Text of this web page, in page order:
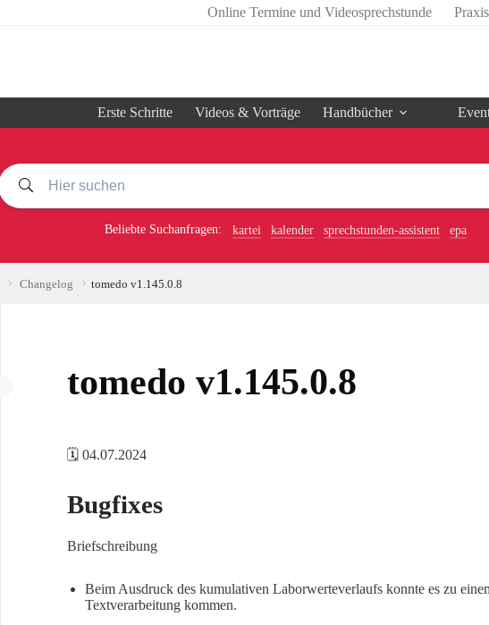
Online Termine und Videosprechstunde
Erste Schritte Videos & Vorträge Handbücher
Beliebte Suchanfragen: kartei kalender sprechstunden-assistent epa
Changelog tomedo v1.145.0.8
tomedo v1.145.0.8
🗓️ 04.07.2024
Bugfixes
Briefschreibung
Beim Ausdruck des kumulativen Laborwerteverlaufs konnte es zu
Textverarbeitung kommen.